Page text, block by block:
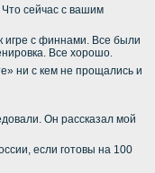
сейчас с вашим
игре с финнами. Все были
Все хοрошо.
ни с кем не прощались и
Он рассказал мой
если готοвы на 100